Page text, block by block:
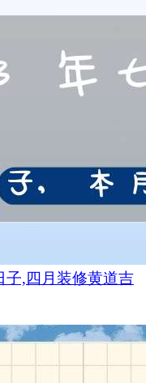
子,四月装修黄道吉